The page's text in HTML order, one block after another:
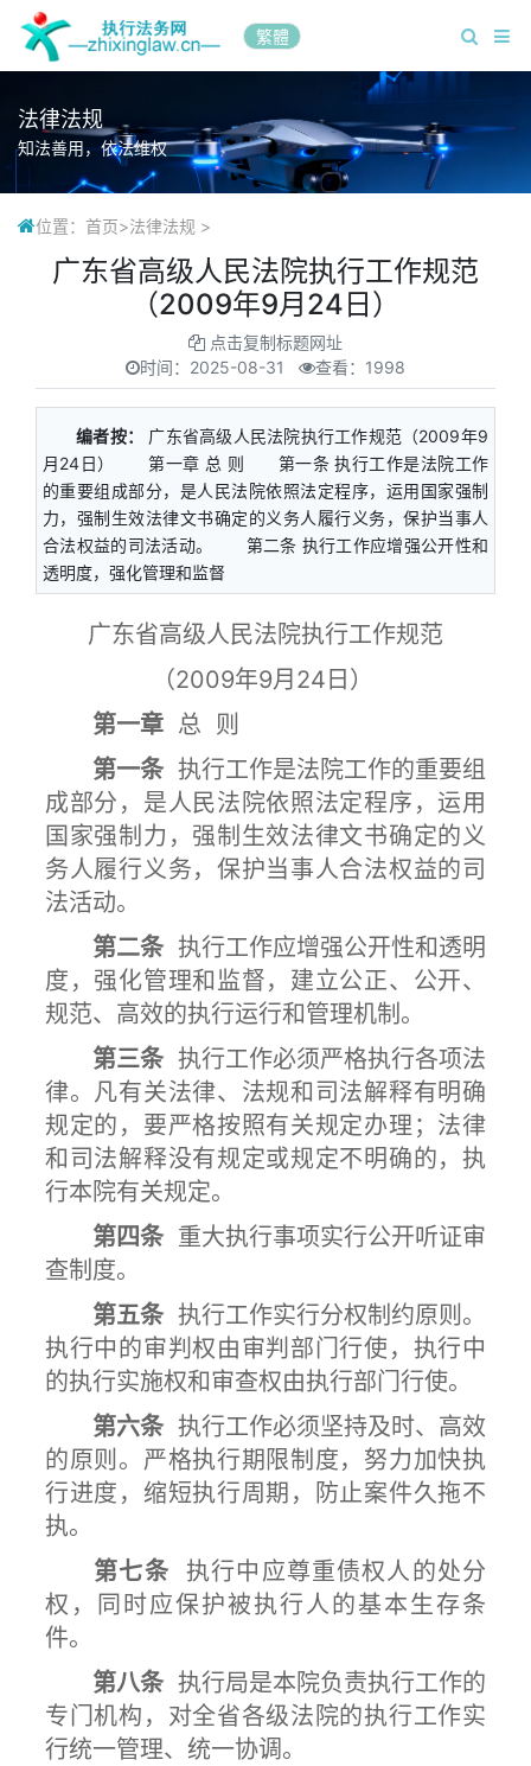
繁體
法律法规
知法善用，依法维权
位置： 首页>法律法规 >
广东省高级人民法院执行工作规范
（2009年9月24日）
点击复制标题网址
时间： 2025-08-31 查看：1998
编者按：
广东省高级人民法院执行工作规范（2009年9
月24日） 第一章 总 则 第一条 执行工作是法院工作
的重要组成部分，是人民法院依照法定程序，运用国家强制
力，强制生效法律文书确定的义务人履行义务，保护当事人
合法权益的司法活动。 第二条 执行工作应增强公开性和
透明度，强化管理和监督
广东省高级人民法院执行工作规范
（2009年9月24日）
第一章 总 则
第一条 执行工作是法院工作的重要组
成部分，是人民法院依照法定程序，运用
国家强制力，强制生效法律文书确定的义
务人履行义务，保护当事人合法权益的司
法活动。
第二条 执行工作应增强公开性和透明
度，强化管理和监督，建立公正、公开、
规范、高效的执行运行和管理机制。
第三条 执行工作必须严格执行各项法
律。凡有关法律、法规和司法解释有明确
规定的，要严格按照有关规定办理；法律
和司法解释没有规定或规定不明确的，执
行本院有关规定。
第四条 重大执行事项实行公开听证审
查制度。
第五条 执行工作实行分权制约原则。
执行中的审判权由审判部门行使，执行中
的执行实施权和审查权由执行部门行使。
第六条 执行工作必须坚持及时、高效
的原则。严格执行期限制度，努力加快执
行进度，缩短执行周期，防止案件久拖不
执。
第七条 执行中应尊重债权人的处分
权，同时应保护被执行人的基本生存条
件。
第八条 执行局是本院负责执行工作的
专门机构，对全省各级法院的执行工作实
行统一管理、统一协调。